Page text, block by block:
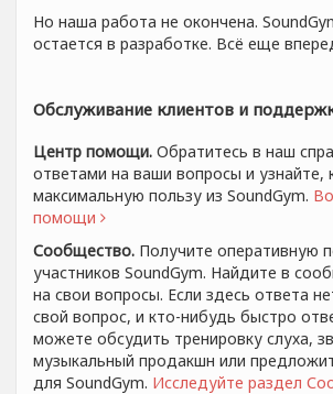
Но наша работа не окончена.
остается в разработке. Всё еще
Обслуживание клиентов и
Центр помощи. Обратитесь в наш
ответами на ваши вопросы и узнайте,
максимальную пользу из SoundGym.
помощи
Сообщество. Получите оперативную
участников SoundGym. Найдите в
на свои вопросы. Если здесь ответа
свой вопрос, и кто-нибудь быстро
можете обсудить тренировку слуха,
музыкальный продакшн или
для SoundGym. Исследуйте раздел